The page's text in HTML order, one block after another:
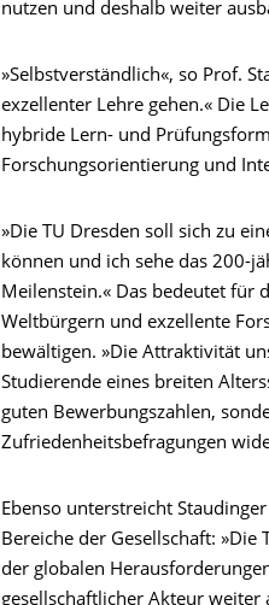
nutzen und deshalb weiter
»Selbstverständlich«, so Prof.
exzellenter Lehre gehen.« Die
hybride Lern- und
Forschungsorientierung und
»Die TU Dresden soll sich zu
können und ich sehe das 200-
Meilenstein.« Das bedeutet für
Weltbürgern und exzellente
bewältigen. »Die Attraktivität
Studierende eines breiten
guten Bewerbungszahlen,
Zufriedenheitsbefragungen
Ebenso unterstreicht
Bereiche der Gesellschaft:
der globalen
gesellschaftlicher Akteur